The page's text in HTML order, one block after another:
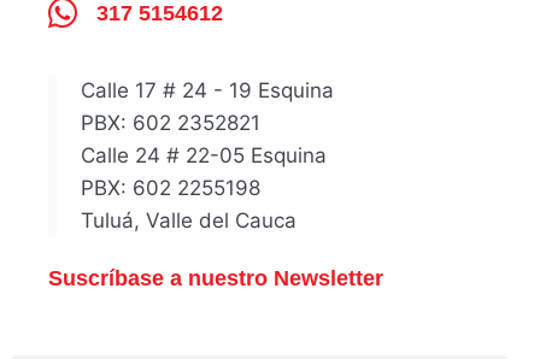
317 5154612
Calle 17 # 24 - 19 Esquina
PBX: 602 2352821
Calle 24 # 22-05 Esquina
PBX: 602 2255198
Tuluá, Valle del Cauca
Suscríbase a nuestro Newsletter